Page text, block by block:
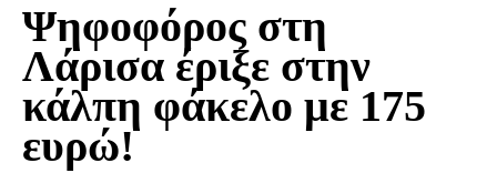
Ψηφοφόρος στη
Λάρισα έριξε στην
κάλπη φάκελο με 175
ευρώ!